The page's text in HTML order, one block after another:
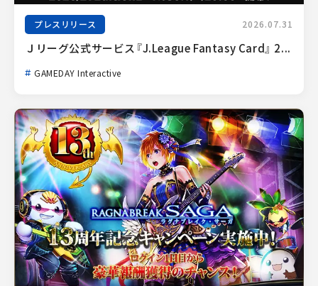
プレスリリース 2026.07.31
Ｊリーグ公式サービス『J.League Fantasy Card』 2...
GAMEDAY Interactive